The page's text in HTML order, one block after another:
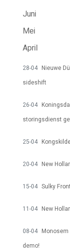
Juni
Mei
April
28-04 Nieuwe
sideshift
26-04
storingsdienst
25-04
20-04 New
15-04 Sulky
11-04 New
08-04
demo!